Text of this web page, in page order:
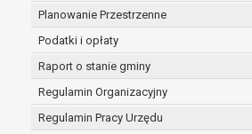
Planowanie Przestrzenne
Podatki i opłaty
Raport o stanie gminy
Regulamin Organizacyjny
Regulamin Pracy Urzędu
W przypadku, gdy dane
czasie w zakresie
rozliczeniu umowy, do
Ponadto w przypadku
beneficjentem a określoną
W związku z
prawo dostępu do